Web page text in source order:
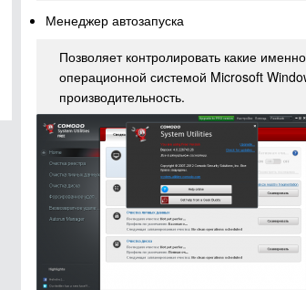
Менеджер автозапуска
Позволяет контролировать какие
операционной системой Microsoft
производительность.